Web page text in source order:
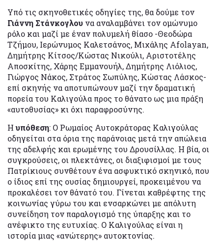
Υπό τις σκηνοθετικές οδηγίες της, θα δούμε τον
Γιάννη Στάνκογλου να αναλαμβάνει τον ομώνυμο
ρόλο και μαζί με έναν πολυμελή θίασο -Θεοδώρα
Τζήμου, Ιερώνυμος Καλετσάνος, Μιχάλης Afolayan,
Δημήτρης Κίτσος/Κώστας Νικούλι, Αριστοτέλης
Αποσκίτης, Χάρης Εμμανουήλ, Δημήτρης Λιόλιος,
Γιώργος Νάκος, Στράτος Σωπύλης, Κώστας Λάσκος-
επί σκηνής να αποτυπώνουν μαζί την δραματική
πορεία του Καλιγούλα προς το θάνατο ως μια πράξη
«αυτοθυσίας» κι όχι παραφροσύνης.
Ηυπόθεση: O Ρωμαίος Αυτοκράτορας Καλιγούλας
οδηγείται στα όρια της παράνοιας μετά την απώλεια
της αδελφής και ερωμένης του Δρουσίλλας. Η βία, οι
συγκρούσεις, οι πλεκτάνες, οι διαξιφισμοί με τους
Πατρίκιους συνθέτουν ένα ασφυκτικό σκηνικό, που
ο ίδιος επί της ουσίας δημιουργεί, προκειμένου να
προκαλέσει τον θάνατό του. Γίνεται καθρέφτης της
κοινωνίας γύρω του και ενσαρκώνει με απόλυτη
συνείδηση τον παραλογισμό της ύπαρξης και το
ανέφικτο της ευτυχίας. Ο Καλιγούλας είναι η
ιστορία μιας «ανώτερης» αυτοκτονίας.